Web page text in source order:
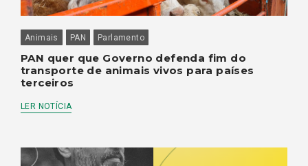
Animais PAN Parlamento
PAN quer que Governo defenda fim do
transporte de animais vivos para países
terceiros
LER NOTÍCIA